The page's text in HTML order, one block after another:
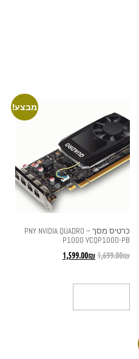
מבצע!
כרטיס מסך – PNY NVIDIA QUADRO
P1000 VCQP1000-PB
1,699.00₪
1,599.00₪